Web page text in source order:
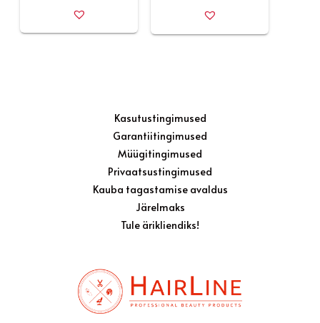
Kasutustingimused
Garantiitingimused
Müügitingimused
Privaatsustingimused
Kauba tagastamise avaldus
Järelmaks
Tule ärikliendiks!